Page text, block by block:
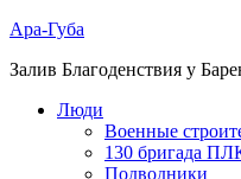
Ара-Губа
Залив Благоденствия у
Люди
Военные
130 бригада
Подводники